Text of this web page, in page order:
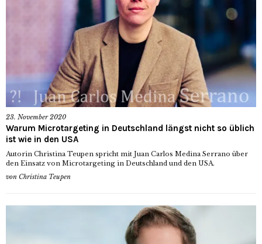
23. November 2020
Warum Microtargeting in Deutschland längst nicht so üblich
ist wie in den USA
Autorin Christina Teupen spricht mit Juan Carlos Medina Serrano über
den Einsatz von Microtargeting in Deutschland und den USA.
von Christina Teupen